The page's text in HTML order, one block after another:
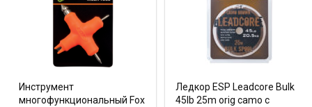
Инструмент
многофункциональный Fox
Ледкор ESP Leadcore Bulk
45lb 25m orig camo с